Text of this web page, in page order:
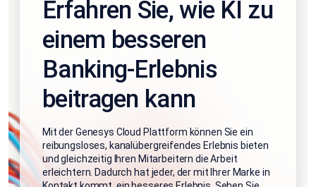
Erfahren Sie, wie KI zu
einem besseren
Banking-Erlebnis
beitragen kann
Mit der Genesys Cloud Plattform können Sie ein
reibungsloses, kanalübergreifendes Erlebnis bieten
und gleichzeitig Ihren Mitarbeitern die Arbeit
erleichtern. Dadurch hat jeder, der mit Ihrer Marke in